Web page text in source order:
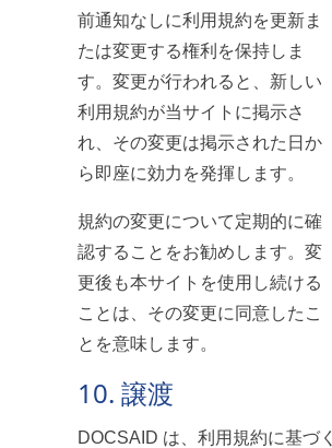
前通知なしに利用規約を更新ま
たは変更する権利を保持しま
す。変更が行われると、新しい
利用規約が当サイトに掲示さ
れ、その変更は掲示された日か
ら即座に効力を発揮します。
規約の変更について定期的に確
認することをお勧めします。変
更後も本サイトを使用し続ける
ことは、その変更に同意したこ
とを意味します。
10. 譲渡
DOCSAID は、利用規約に基づく